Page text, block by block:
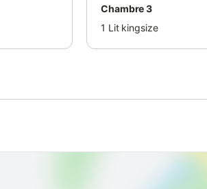
Chambre 3
1 Lit kingsize